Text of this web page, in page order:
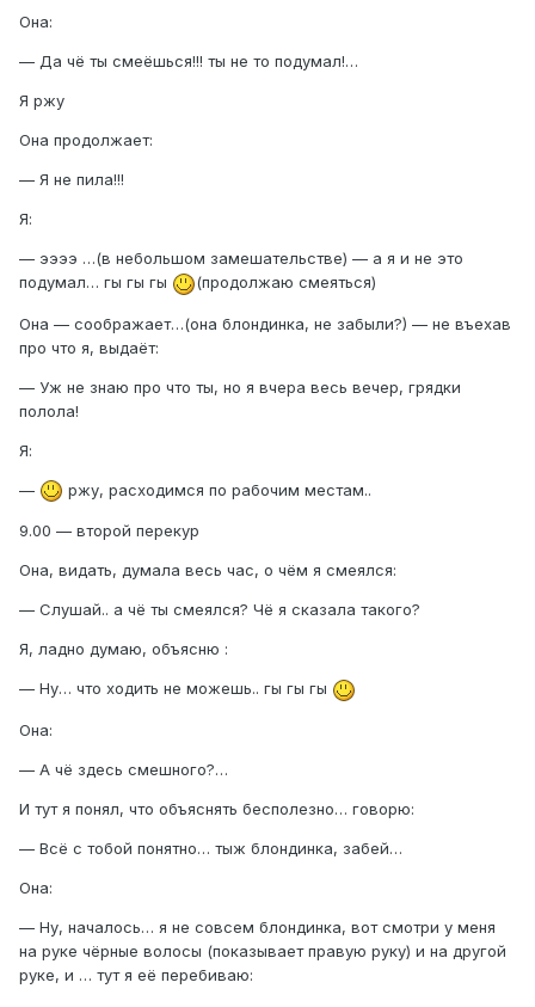
Она:
— Да чё ты смеёшься!!! ты не то подумал!…
Я ржу
Она продолжает:
— Я не пила!!!
Я:
— ээээ …(в небольшом замешательстве) — а я и не это
подумал… гы гы гы
(продолжаю смеяться)
Она — соображает…(она блондинка, не забыли?) — не въехав
про что я, выдаёт:
— Уж не знаю про что ты, но я вчера весь вечер, грядки
полола!
Я:
— ржу, расходимся по рабочим местам..
9.00 — второй перекур
Она, видать, думала весь час, о чём я смеялся:
— Слушай.. а чё ты смеялся? Чё я сказала такого?
Я, ладно думаю, объясню :
— Ну… что ходить не можешь.. гы гы гы
Она:
— А чё здесь смешного?…
И тут я понял, что объяснять бесполезно… говорю:
— Всё с тобой понятно… тыж блондинка, забей…
Она:
— Ну, началось… я не совсем блондинка, вот смотри у меня
на руке чёрные волосы (показывает правую руку) и на другой
руке, и … тут я её перебиваю: